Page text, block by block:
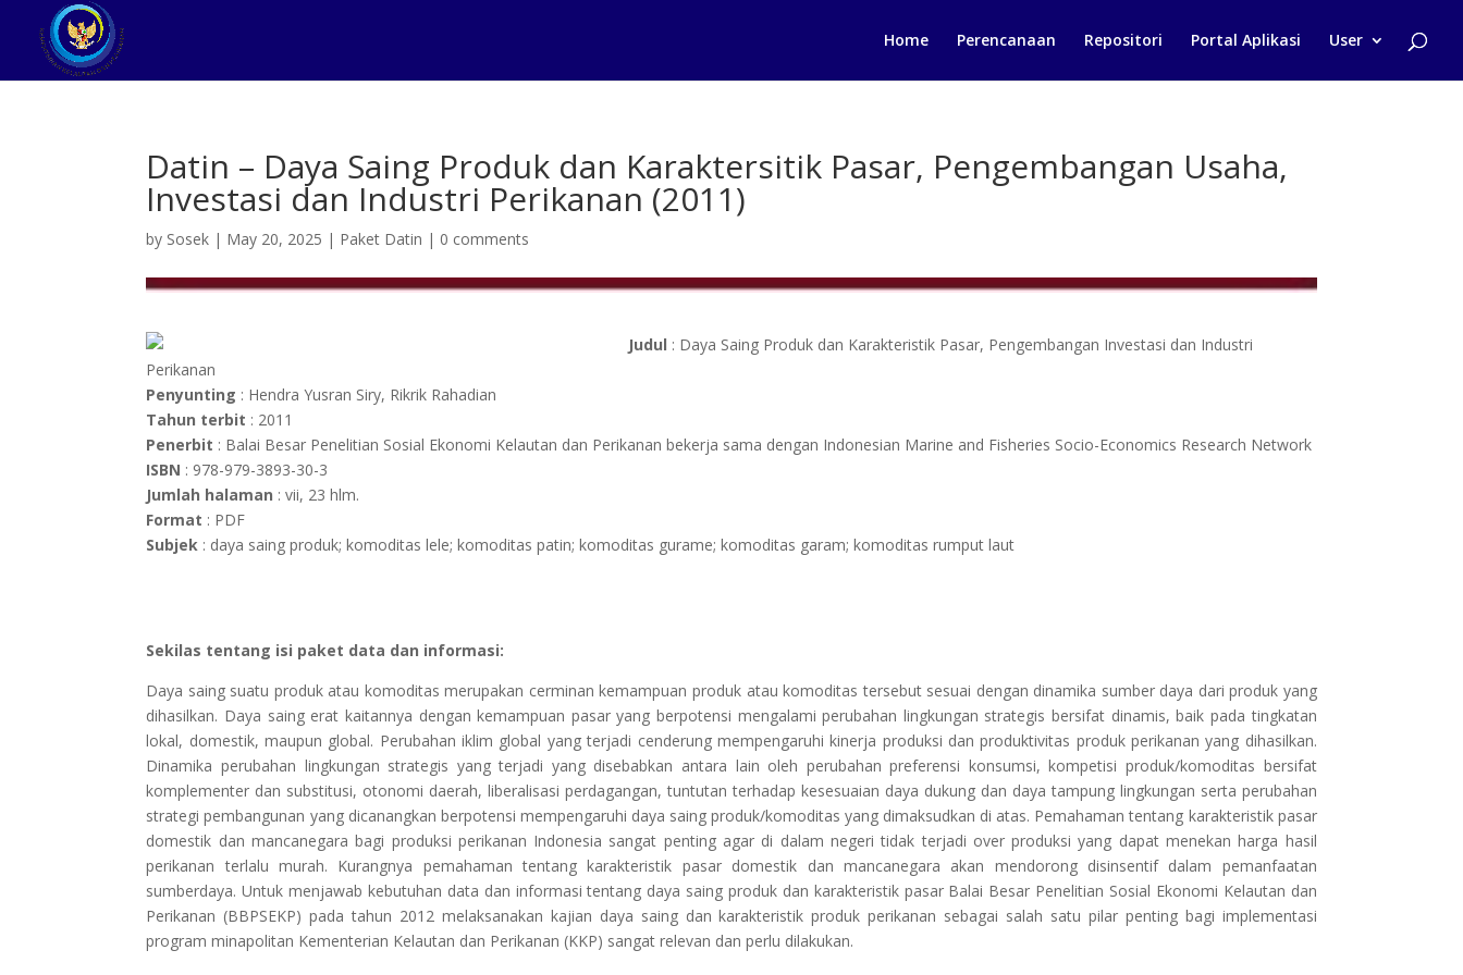
Home Perencanaan Repositori Portal Aplikasi User
Datin – Daya Saing Produk dan Karaktersitik Pasar, Pengembangan Usaha,
Investasi dan Industri Perikanan (2011)
by Sosek | May 20, 2025 | Paket Datin | 0 comments
Judul : Daya Saing Produk dan Karakteristik Pasar, Pengembangan Investasi dan Industri
Perikanan
Penyunting : Hendra Yusran Siry, Rikrik Rahadian
Tahun terbit : 2011
Penerbit : Balai Besar Penelitian Sosial Ekonomi Kelautan dan Perikanan bekerja sama dengan Indonesian Marine and Fisheries Socio-Economics Research Network
ISBN : 978-979-3893-30-3
Jumlah halaman : vii, 23 hlm.
Format : PDF
Subjek : daya saing produk; komoditas lele; komoditas patin; komoditas gurame; komoditas garam; komoditas rumput laut
Sekilas tentang isi paket data dan informasi:
Daya saing suatu produk atau komoditas merupakan cerminan kemampuan produk atau komoditas tersebut sesuai dengan dinamika sumber daya dari produk yang
dihasilkan. Daya saing erat kaitannya dengan kemampuan pasar yang berpotensi mengalami perubahan lingkungan strategis bersifat dinamis, baik pada tingkatan
lokal, domestik, maupun global. Perubahan iklim global yang terjadi cenderung mempengaruhi kinerja produksi dan produktivitas produk perikanan yang dihasilkan.
Dinamika perubahan lingkungan strategis yang terjadi yang disebabkan antara lain oleh perubahan preferensi konsumsi, kompetisi produk/komoditas bersifat
komplementer dan substitusi, otonomi daerah, liberalisasi perdagangan, tuntutan terhadap kesesuaian daya dukung dan daya tampung lingkungan serta perubahan
strategi pembangunan yang dicanangkan berpotensi mempengaruhi daya saing produk/komoditas yang dimaksudkan di atas. Pemahaman tentang karakteristik pasar
domestik dan mancanegara bagi produksi perikanan Indonesia sangat penting agar di dalam negeri tidak terjadi over produksi yang dapat menekan harga hasil
perikanan terlalu murah. Kurangnya pemahaman tentang karakteristik pasar domestik dan mancanegara akan mendorong disinsentif dalam pemanfaatan
sumberdaya. Untuk menjawab kebutuhan data dan informasi tentang daya saing produk dan karakteristik pasar Balai Besar Penelitian Sosial Ekonomi Kelautan dan
Perikanan (BBPSEKP) pada tahun 2012 melaksanakan kajian daya saing dan karakteristik produk perikanan sebagai salah satu pilar penting bagi implementasi
program minapolitan Kementerian Kelautan dan Perikanan (KKP) sangat relevan dan perlu dilakukan.